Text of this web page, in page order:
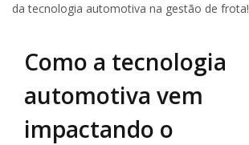
da tecnologia automotiva na gestão de frota!
Como a tecnologia
automotiva vem
impactando o